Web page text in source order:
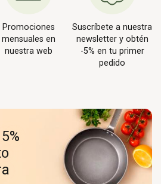
Promociones
mensuales en
nuestra web
Suscríbete a nuestra
newsletter y obtén
-5% en tu primer
pedido